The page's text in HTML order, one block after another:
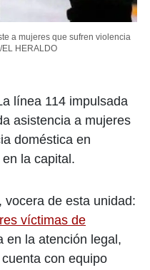
a mujeres que sufren violencia
HERALDO
línea 114 impulsada
asistencia a mujeres
doméstica en
la capital.
de esta unidad:
víctimas de
en la atención legal,
con equipo